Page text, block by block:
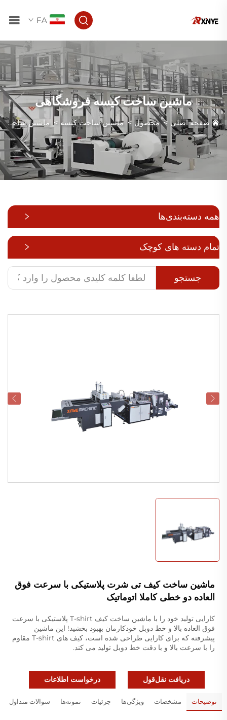
FA
ماشین ساخت کیسه فروشگاهی
صفحه اصلی >محصول >ماشین ساخت کیسه >ماشین ساخت کیسه فروشگاهی
همه دسته‌بندی‌ها
تمام دسته های کوچک
جستجو
ماشین ساخت کیف تی شرت پلاستیکی با سرعت فوق
العاده دو خطی کاملا اتوماتیک
کارایی تولید خود را با ماشین ساخت کیف T-shirt پلاستیکی با سرعت
فوق العاده بالا و خط دوبل خودکارمان بهبود بخشید! این ماشین
پیشرفته که برای کارایی طراحی شده است، کیف های T-shirt مقاوم
را با سرعت بالا و با دقت خط دوبل تولید می کند.
دریافت نقل‌قول درخواست اطلاعات
توضیحات مشخصات ویژگی‌ها جزئیات نمونه‌ها سوالات متداول